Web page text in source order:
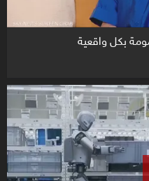
بكل واقعية